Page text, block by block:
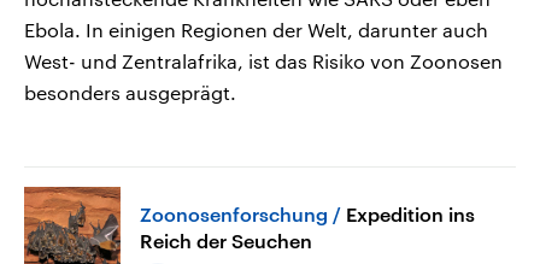
Ebola. In einigen Regionen der Welt, darunter auch
West- und Zentralafrika, ist das Risiko von Zoonosen
besonders ausgeprägt.
Zoonosenforschung
Expedition ins
Reich der Seuchen